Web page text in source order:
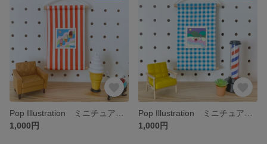
1,000円
1,000円